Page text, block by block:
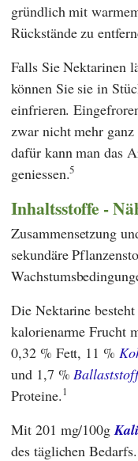
gründlich mit
Rückstände zu
Falls Sie Nektarinen
können Sie sie in
einfrieren.
zwar nicht mehr
dafür kann man das
geniessen.5
Inhaltsstoffe -
Zusammensetzung
sekundäre
Die Nektarine
kalorienarme Frucht
0,32 % Fett, 11 %
und 1,7 %
Proteine.1
Mit 201 mg/100g
des täglichen